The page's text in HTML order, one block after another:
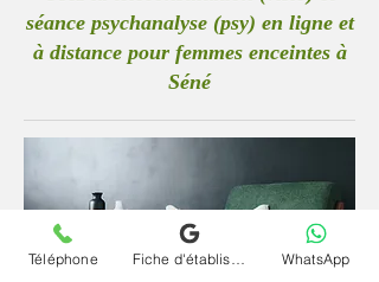
séance psychanalyse (psy) en ligne et
à distance pour femmes enceintes à
Séné
Téléphone WhatsApp